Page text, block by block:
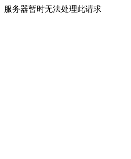
服务器暂时无法处理此请求